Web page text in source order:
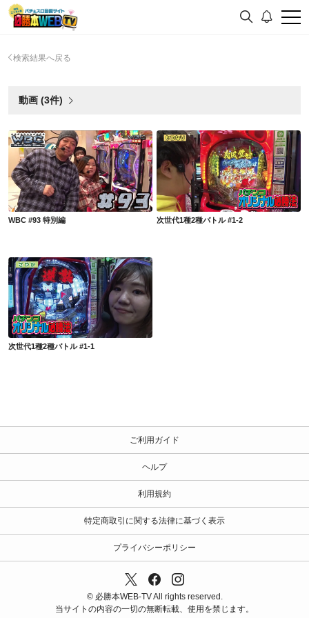
検索結果へ戻る
動画 (3件)
WBC #93 特別編
WBC #93 特別編
次世代1種2種バトル #1-2
次世代1種2種バトル #1-2
次世代1種2種バトル #1-1
次世代1種2種バトル #1-1
ご利用ガイド
ヘルプ
利用規約
特定商取引に関する法律に基づく表示
プライバシーポリシー
© 必勝本WEB-TV All rights reserved.
当サイトの内容の一切の無断転載、使用を禁じます。